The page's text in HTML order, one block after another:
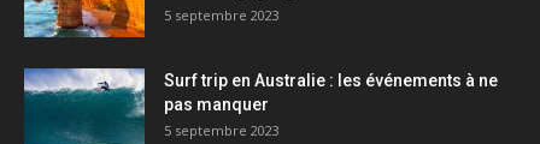
5 septembre 2023
Surf trip en Australie : les événements à ne
pas manquer
5 septembre 2023